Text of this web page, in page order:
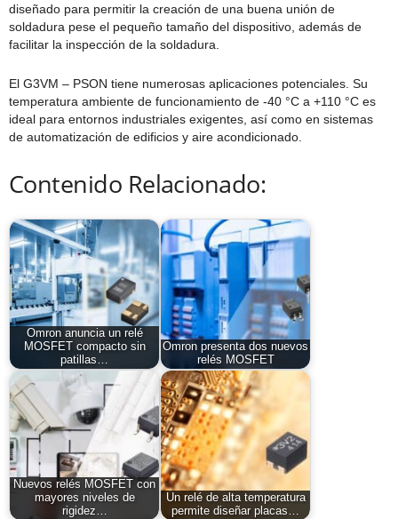
diseñado para permitir la creación de una buena unión de
soldadura pese el pequeño tamaño del dispositivo, además de
facilitar la inspección de la soldadura.
El G3VM – PSON tiene numerosas aplicaciones potenciales. Su
temperatura ambiente de funcionamiento de -40 °C a +110 °C es
ideal para entornos industriales exigentes, así como en sistemas
de automatización de edificios y aire acondicionado.
Contenido Relacionado:
Omron anuncia un relé
MOSFET compacto sin
patillas…
Omron presenta dos nuevos
relés MOSFET
Nuevos relés MOSFET con
mayores niveles de
rigidez…
Un relé de alta temperatura
permite diseñar placas…